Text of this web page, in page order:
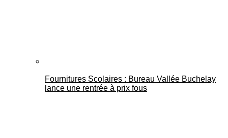
Fournitures Scolaires : Bureau Vallée Buchelay
lance une rentrée à prix fous